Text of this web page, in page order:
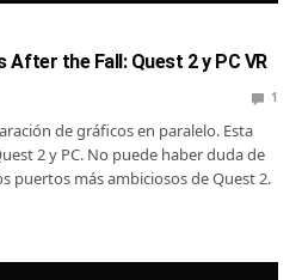
the Fall: Quest 2 y PC VR
1
de gráficos en paralelo. Esta
2 y PC. No puede haber duda de
puertos más ambiciosos de Quest 2.